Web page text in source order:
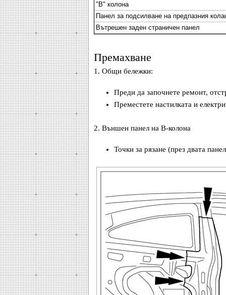
"В" колона
Панел за подсилване на предпазния
Вътрешен заден страничен панел
Премахване
1. Общи бележки:
Преди да започнете ремонт,
Преместете настилката и
2. Външен панел на B-колона
Точки за рязане (през двата